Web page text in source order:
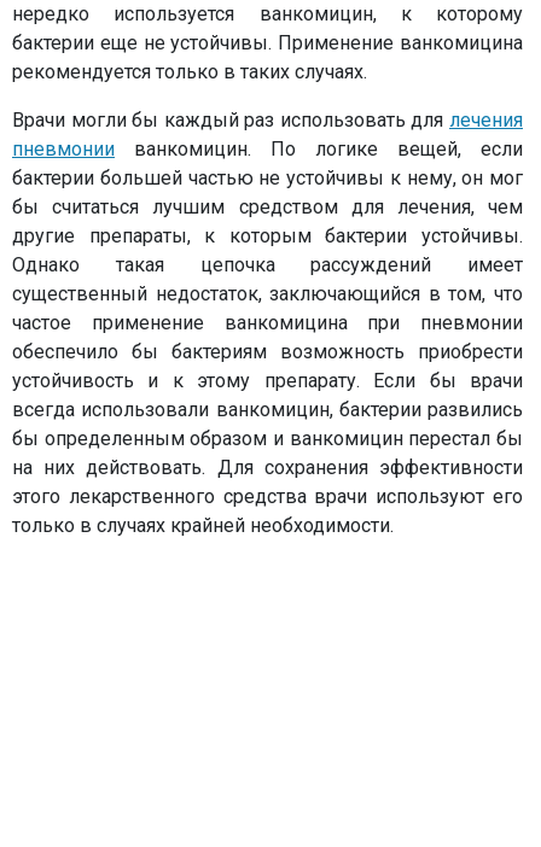
нередко используется ванкомицин, к которому
бактерии еще не устойчивы. Применение ванкомицина
рекомендуется только в таких случаях.
Врачи могли бы каждый раз использовать для лечения
пневмонии ванкомицин. По логике вещей, если
бактерии большей частью не устойчивы к нему, он мог
бы считаться лучшим средством для лечения, чем
другие препараты, к которым бактерии устойчивы.
Однако такая цепочка рассуждений имеет
существенный недостаток, заключающийся в том, что
частое применение ванкомицина при пневмонии
обеспечило бы бактериям возможность приобрести
устойчивость и к этому препарату. Если бы врачи
всегда использовали ванкомицин, бактерии развились
бы определенным образом и ванкомицин перестал бы
на них действовать. Для сохранения эффективности
этого лекарственного средства врачи используют его
только в случаях крайней необходимости.